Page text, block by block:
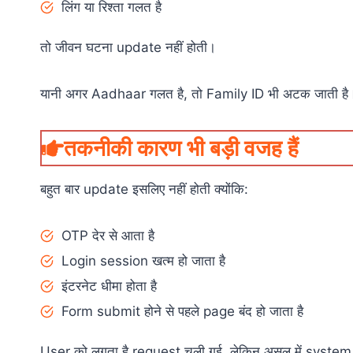
लिंग या रिश्ता गलत है
तो जीवन घटना update नहीं होती।
यानी अगर Aadhaar गलत है, तो Family ID भी अटक जाती
तकनीकी कारण भी बड़ी वजह हैं
बहुत बार update इसलिए नहीं होती क्योंकि:
OTP देर से आता है
Login session खत्म हो जाता है
इंटरनेट धीमा होता है
Form submit होने से पहले page बंद हो जाता है